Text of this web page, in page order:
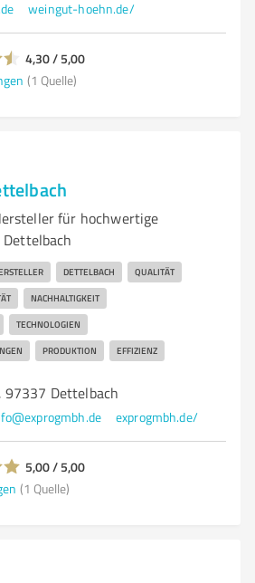
weingut-hoehn.de/
4,30 / 5,00
(1 Quelle)
für hochwertige
DETTELBACH QUALITÄT
NACHHALTIGKEIT
TECHNOLOGIEN
PRODUKTION EFFIZIENZ
97337 Dettelbach
exprogmbh.de/
5,00 / 5,00
(1 Quelle)